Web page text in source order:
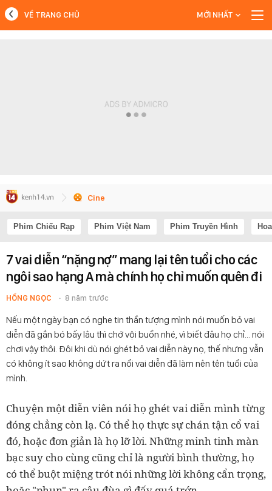
VỀ TRANG CHỦ MỚI NHẤT
Cine
Phim Chiếu Rạp Phim Việt Nam Phim Truyền Hình
7 vai diễn “nặng nợ” mang lại tên tuổi cho các
ngôi sao hạng A mà chính họ chỉ muốn quên đi
HỒNG NGỌC 8 năm trước
Nếu một ngày bạn có nghe tin thần tượng mình nói muốn bỏ vai
diễn đã gắn bó bấy lâu thì chớ vội buồn nhé, vì biết đâu họ chỉ... nói
chơi vậy thôi. Đôi khi dù nói ghét bỏ vai diễn này nọ, thế nhưng vẫn
có không ít sao không dứt ra nổi vai diễn đã làm nên tên tuổi của
mình.
Chuyện một diễn viên nói họ ghét vai diễn mình từng
đóng chẳng còn lạ. Có thể họ thực sự chán tận cổ vai
đó, hoặc đơn giản là họ lỡ lời. Những minh tinh màn
bạc suy cho cùng cũng chỉ là người bình thường, họ
có thể buột miệng trót nói những lời không cẩn trọng,